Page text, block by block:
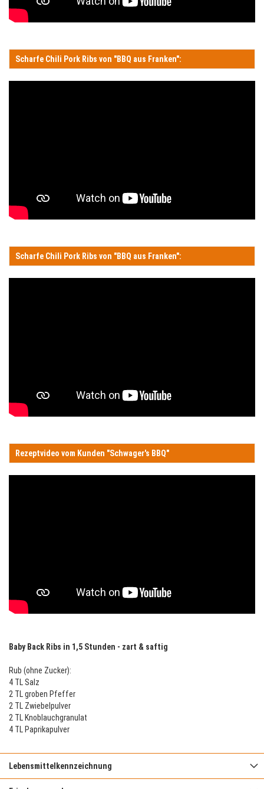
Scharfe Chili Pork Ribs von "BBQ aus Franken":
Scharfe Chili Pork Ribs von "BBQ aus Franken":
Rezeptvideo vom Kunden "Schwager's BBQ"
Baby Back Ribs in 1,5 Stunden - zart & saftig
Rub (ohne Zucker):
4 TL Salz
2 TL groben Pfeffer
2 TL Zwiebelpulver
2 TL Knoblauchgranulat
4 TL Paprikapulver
Lebensmittelkennzeichnung